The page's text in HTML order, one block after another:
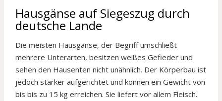
Hausgänse auf Siegeszug durch
deutsche Lande
Die meisten Hausgänse, der Begriff umschließt
mehrere Unterarten, besitzen weißes Gefieder und
sehen den Hausenten nicht unähnlich. Der Körperbau ist
jedoch stärker aufgerichtet und können ein Gewicht von
bis bis zu 15 kg erreichen. Sie liefert vor allem Fleisch.